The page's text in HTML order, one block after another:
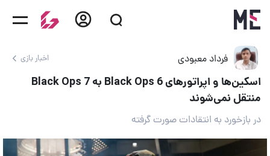
فرداد معبودی اخبار بازی
اسکین‌ها و اپراتورهای Black Ops 6 به Black Ops 7
منتقل نمی‌شوند
در بازخورد به انتقادات صورت گرفته